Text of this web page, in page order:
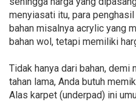
menyiasati itu, para
bahan misalnya acrylic yang
bahan wol, tetapi memiliki
Tidak hanya dari bahan, demi
tahan lama, Anda butuh
Alas karpet (underpad) ini